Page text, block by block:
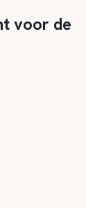
voor de